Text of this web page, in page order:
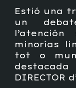
Estió una
un
minorías
tot o
DIRECTOR